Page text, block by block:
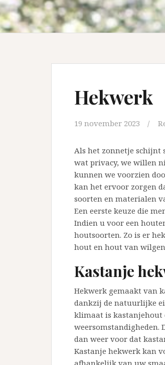
Hekwerk
19 november 2023
Als het zonnetje schijnt
wat privacy, we willen
kunnen we voorzien
kan het ervoor zorgen
soorten en materialen
Een eerste keuze die
Indien u voor een
houtsoorten. Zo is er
hout en hout van
Kastanje
Hekwerk gemaakt van
dankzij de natuurlijke
klimaat is kastanjehout
weersomstandigheden.
dan weer voor dat
Kastanje hekwerk kan
afhankelijk van uw